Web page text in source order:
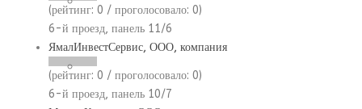
(рейтинг: 0 / проголосовало: 0)
6-й проезд, панель 11/6
ЯмалИнвестСервис, ООО, компания
(рейтинг: 0 / проголосовало: 0)
6-й проезд, панель 10/7